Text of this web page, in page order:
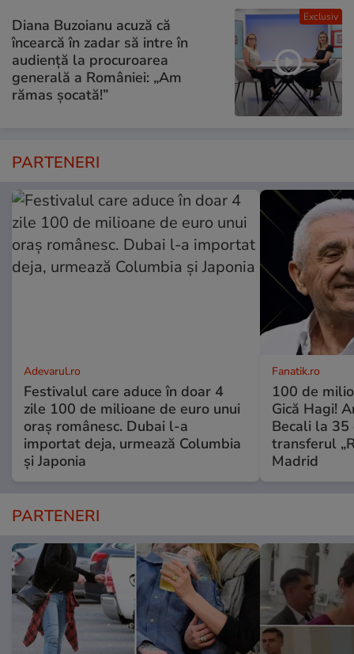
Exclusiv
Diana Buzoianu acuză că
încearcă în zadar să intre în
audiență la procuroarea
generală a României: „Am
rămas șocată!”
PARTENERI
Adevarul.ro
Festivalul care aduce în doar 4
zile 100 de milioane de euro unui
oraș românesc. Dubai l-a
importat deja, urmează Columbia
și Japonia
Fanatik.ro
100 de
Gică Hagi!
Becali la 35
transferul
Madrid
PARTENERI